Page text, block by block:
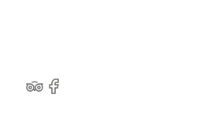
Tripadvisor
Facebook